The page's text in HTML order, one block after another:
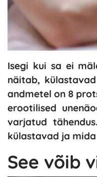
Isegi kui sa ei
näitab,
andmetel on 8
erootilised
varjatud
külastavad ja
See võib